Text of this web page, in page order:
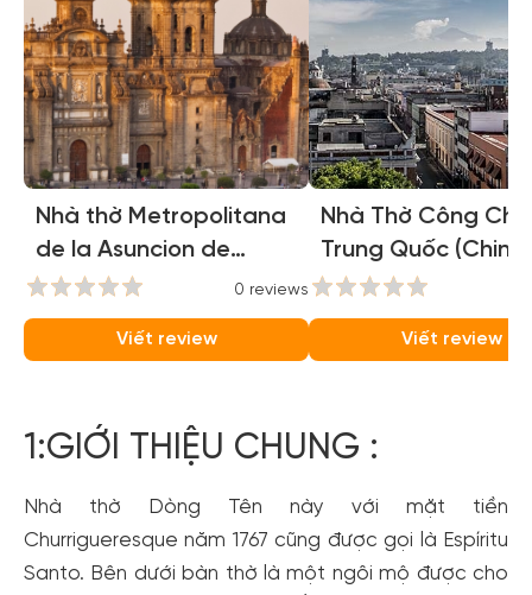
Nhà thờ Metropolitana
de la Asuncion de
Maria (Catedral
Metropolitana de la
Asuncion de Maria)
0 reviews
Viết review
Nhà Thờ Công
Trung Quốc
princess church)
Viết review
1:GIỚI THIỆU CHUNG :
Nhà thờ Dòng Tên này với mặt tiền
Churrigueresque năm 1767 cũng được gọi là Espíritu
Santo. Bên dưới bàn thờ là một ngôi mộ được cho